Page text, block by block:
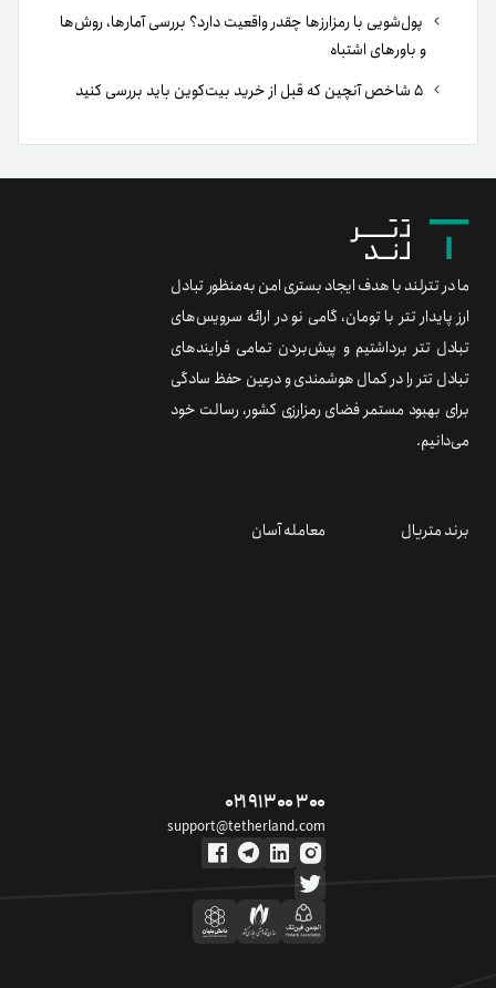
پول‌شویی با رمزارزها چقدر واقعیت دارد؟ بررسی آمارها، روش‌ها
و باورهای اشتباه
ما در تترلند با هدف ایجاد بستری امن به‌منظور تبادل
ارز پایدار تتر با تومان، گامی نو در ارائه سرویس‌های
تبادل تتر برداشتیم و پیش‌بردن تمامی فرایندهای
تبادل تتر را در کمال هوشمندی و درعین حفظ سادگی
برای بهبود مستمر فضای رمزارزی کشور، رسالت خود
می‌دانیم.
برند متریال معامله آسان
۰۲۱ ۹۱ ۳۰۰ ۳۰۰
support@tetherland.com